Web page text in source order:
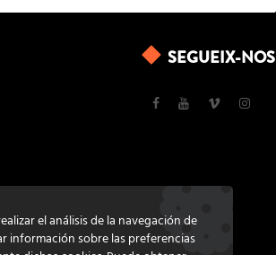
SEGUEIX-NOS
el análisis de la navegación de
información sobre las preferencias